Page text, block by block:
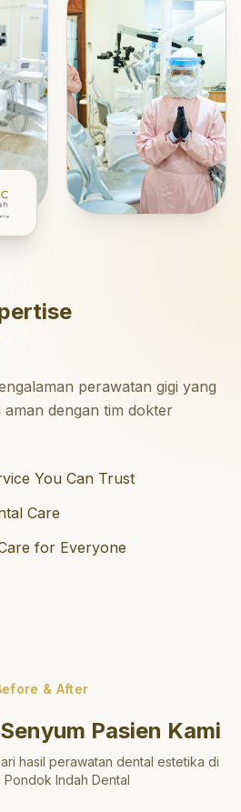
perawatan gigi yang
dengan tim dokter
You Can Trust
Care
for Everyone
& After
Pasien Kami
hasil perawatan dental estetika di
Pondok Indah Dental